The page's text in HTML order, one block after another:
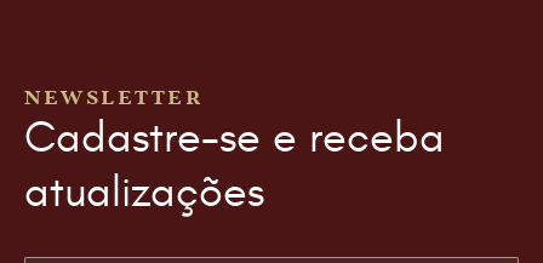
NEWSLETTER
Cadastre-se e receba
atualizações